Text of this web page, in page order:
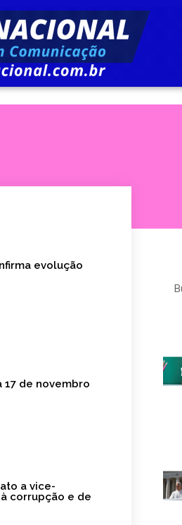
evolução
17 de novembro
a vice-
corrupção e de